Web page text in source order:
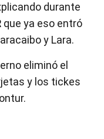
durante
que ya eso entró
y Lara.
eliminó el
y los tickes